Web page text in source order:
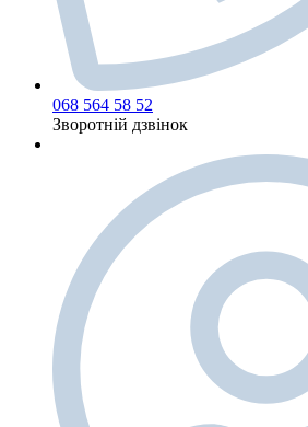
068 564 58 52
Зворотній дзвінок